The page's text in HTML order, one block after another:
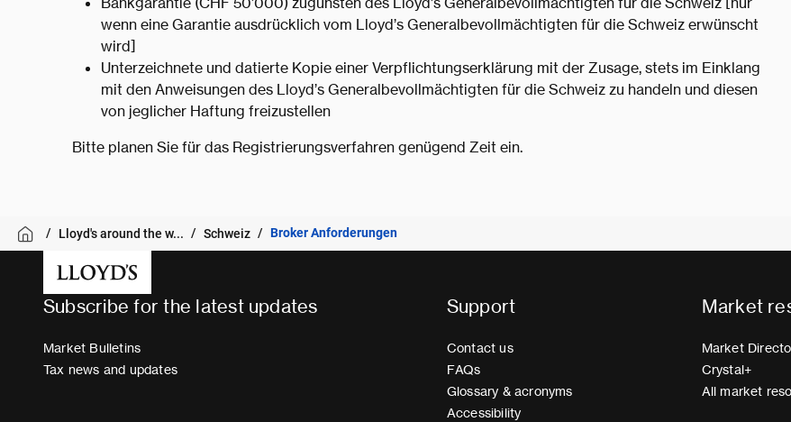
wenn eine Garantie ausdrücklich vom Lloyd’s Generalbevollmächtigten für die Schweiz erwünscht
wird]
Unterzeichnete und datierte Kopie einer Verpflichtungserklärung mit der Zusage, stets im Einklang
mit den Anweisungen des Lloyd’s Generalbevollmächtigten für die Schweiz zu handeln und diesen
von jeglicher Haftung freizustellen
Bitte planen Sie für das Registrierungsverfahren genügend Zeit ein.
Lloyd's around the w... Schweiz Broker Anforderungen
Subscribe for the latest updates
Market Bulletins
Tax news and updates
Support
Contact us
FAQs
Glossary & acronyms
Accessibility
Market
Market
Crystal+
All market